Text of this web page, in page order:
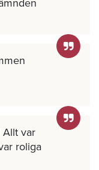
Allt var
roliga